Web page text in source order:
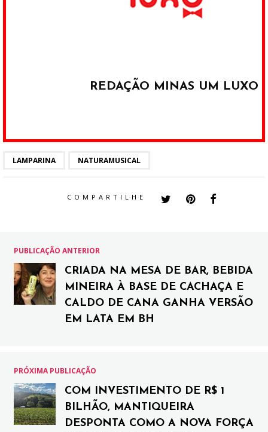
REDAÇÃO MINAS UM LUXO
LAMPARINA NATURAMUSICAL
COMPARTILHE
PUBLICAÇÃO ANTERIOR
CRIADA NA MESA DE BAR, BEBIDA
MINEIRA À BASE DE CACHAÇA E
CALDO DE CANA GANHA VERSÃO
EM LATA EM BH
PRÓXIMA PUBLICAÇÃO
COM INVESTIMENTO DE R$ 1
BILHÃO, MANTIQUEIRA
DESPONTA COMO A NOVA FORÇA